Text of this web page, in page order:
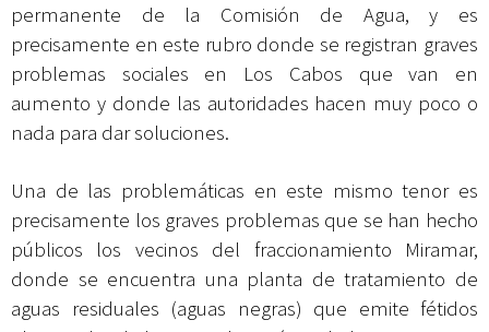
permanente de la Comisión de Agua, y es
precisamente en este rubro donde se registran graves
problemas sociales en Los Cabos que van en
aumento y donde las autoridades hacen muy poco o
nada para dar soluciones.
Una de las problemáticas en este mismo tenor es
precisamente los graves problemas que se han hecho
públicos los vecinos del fraccionamiento Miramar,
donde se encuentra una planta de tratamiento de
aguas residuales (aguas negras) que emite fétidos